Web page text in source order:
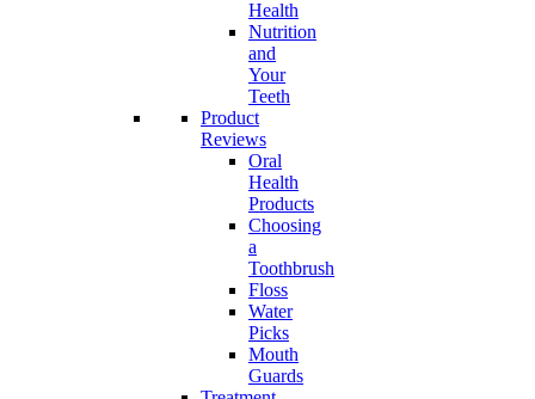
Health
Nutrition
and
Your
Teeth
Product
Reviews
Oral
Health
Products
Choosing
a
Toothbrush
Floss
Water
Picks
Mouth
Guards